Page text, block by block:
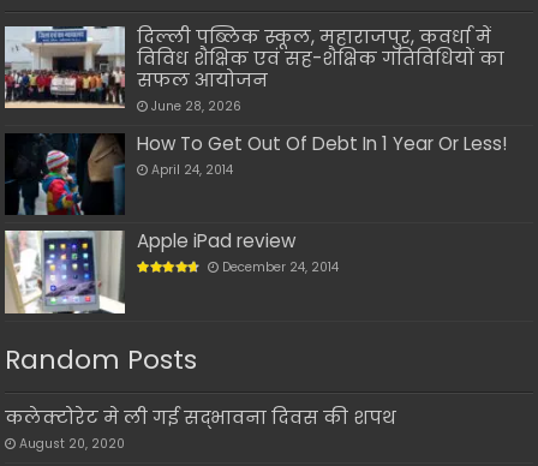
दिल्ली पब्लिक स्कूल, महाराजपुर, कवर्धा में
विविध शैक्षिक एवं सह-शैक्षिक गतिविधियों का
सफल आयोजन
June 28, 2026
How To Get Out Of Debt In 1 Year Or Less!
April 24, 2014
Apple iPad review
December 24, 2014
Random Posts
कलेक्टोरेट मे ली गई सद्भावना दिवस की शपथ
August 20, 2020